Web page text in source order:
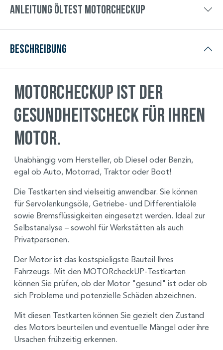
Anleitung Öltest Motorcheckup
Beschreibung
MOTORcheckUP ist der
Gesundheitscheck für Ihren
Motor.
Unabhängig vom Hersteller, ob Diesel oder Benzin,
egal ob Auto, Motorrad, Traktor oder Boot!
Die Testkarten sind vielseitig anwendbar. Sie können
für Servolenkungsöle, Getriebe- und Differentialöle
sowie Bremsflüssigkeiten eingesetzt werden. Ideal zur
Selbstanalyse – sowohl für Werkstätten als auch
Privatpersonen.
Der Motor ist das kostspieligste Bauteil Ihres
Fahrzeugs. Mit den MOTORcheckUP-Testkarten
können Sie prüfen, ob der Motor "gesund" ist oder ob
sich Probleme und potenzielle Schäden abzeichnen.
Mit diesen Testkarten können Sie gezielt den Zustand
des Motors beurteilen und eventuelle Mängel oder ihre
Ursachen frühzeitig erkennen.